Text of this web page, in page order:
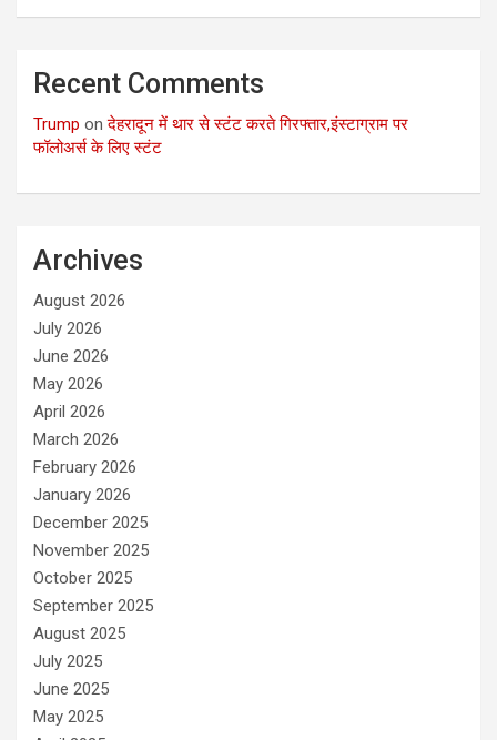
Recent Comments
Trump onदेहरादून में थार से स्टंट करते गिरफ्तार,इंस्टाग्राम पर
फॉलोअर्स के लिए स्टंट
Archives
August 2026
July 2026
June 2026
May 2026
April 2026
March 2026
February 2026
January 2026
December 2025
November 2025
October 2025
September 2025
August 2025
July 2025
June 2025
May 2025